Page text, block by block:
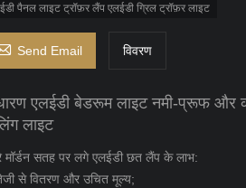
पैनल लाइट ट्रॉफ़र लैंप एलईडी ग्रिल ट्रॉफ़र लाइट
Send Email विवरण
एलईडी बेडरूम लाइट नमी-प्रूफ और
लाइट
मॉर्डन सतह पर लगे एलईडी छत लैंप के लाभ:
से वितरण और उचित मूल्य;